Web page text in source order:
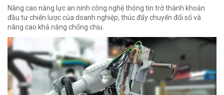
Nâng cao năng lực an ninh công nghệ thông tin trở thành khoản
đầu tư chiến lược của doanh nghiệp, thúc đẩy chuyển đổi số và
nâng cao khả năng chống chịu.